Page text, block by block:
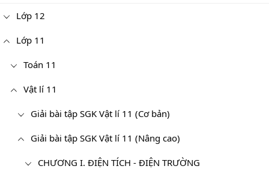
Lớp 12
Lớp 11
Toán 11
Vật lí 11
Giải bài tập SGK Vật lí 11 (Cơ bản)
Giải bài tập SGK Vật lí 11 (Nâng cao)
CHƯƠNG I. ĐIỆN TÍCH - ĐIỆN TRƯỜNG